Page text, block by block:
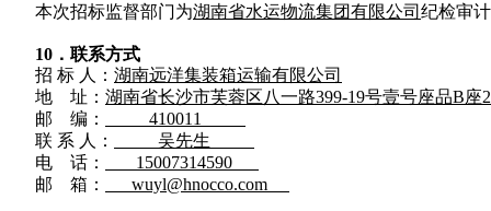
本次招标监督部门为湖南省水运物流集团有限公司 纪检审
10． 联系方式
招 标 人： 湖南远洋集装箱运输有限公司
地
址： 湖南省长沙市芙蓉区八一路399-19号壹号座品B座
邮
编：
410011
联 系 人：
吴先生
电
话：
15007314590
邮
箱： wuyl@hnocco.com